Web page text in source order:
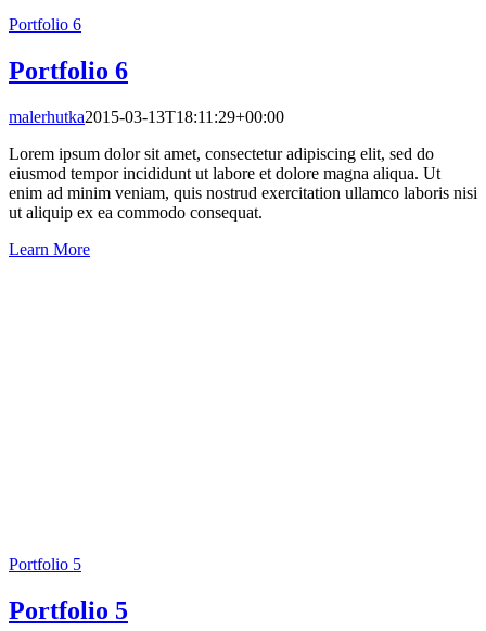
Portfolio 6
Portfolio 6
malerhutka2015-03-13T18:11:29+00:00
Lorem ipsum dolor sit amet, consectetur adipiscing elit, sed do
eiusmod tempor incididunt ut labore et dolore magna aliqua. Ut
enim ad minim veniam, quis nostrud exercitation ullamco laboris nisi
ut aliquip ex ea commodo consequat.
Learn More
Portfolio 5
Portfolio 5